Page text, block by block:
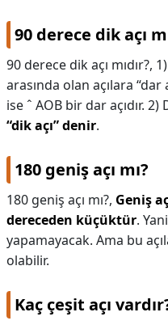
90 derece dik açı
90 derece dik açı mıdır?,
arasında olan açılara “dar
ise ˆ AOB bir dar açıdır. 2)
“dik açı” denir.
180 geniş açı mı?
180 geniş açı mı?, Geniş
dereceden küçüktür.
yapamayacak. Ama bu
olabilir.
Kaç çeşit açı